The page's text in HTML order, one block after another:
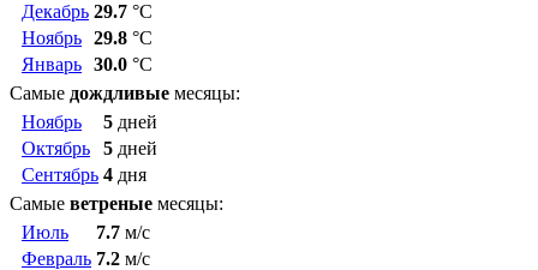
Декабрь 29.7 °C
Ноябрь 29.8 °C
Январь 30.0 °C
Самые дождливые месяцы:
Ноябрь
5 дней
Октябрь
5 дней
Сентябрь 4 дня
Самые ветреные месяцы:
Июль
7.7 м/c
Февраль 7.2 м/c